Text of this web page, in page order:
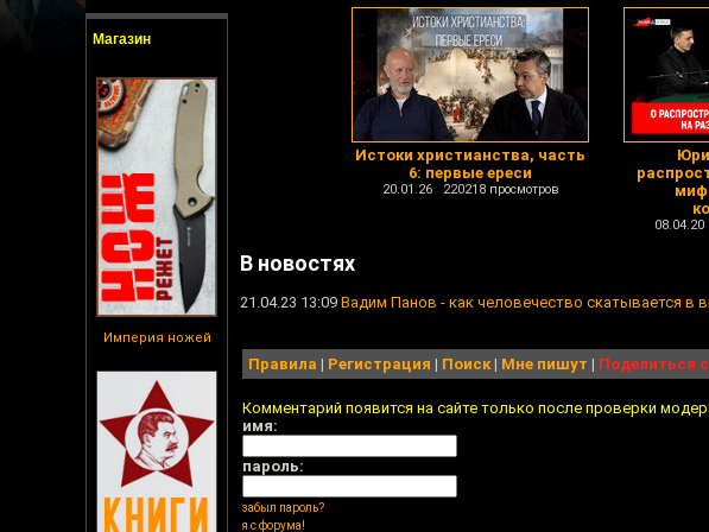
Магазин
Империя ножей
Истоки христианства, часть
6: первые ереси
20.01.26 220218 просмотров
В новостях
21.04.23 13:09 Вадим Панов - как человечество скатывается в
Правила | Регистрация | Поиск| Мне пишут | Поделиться
Комментарий появится на сайте только после проверки
имя:
пароль:
забыл пароль?
я с форума!